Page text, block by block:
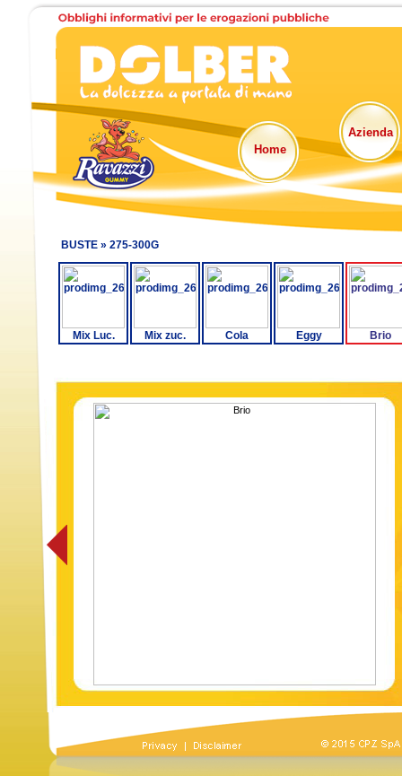
Home
Azienda
BUSTE » 275-300G
Mix Luc. Mix zuc. Cola Eggy Brio